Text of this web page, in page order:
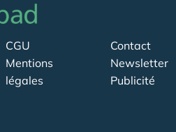
CGU
Mentions
légales
Contact
Newsletter
Publicité